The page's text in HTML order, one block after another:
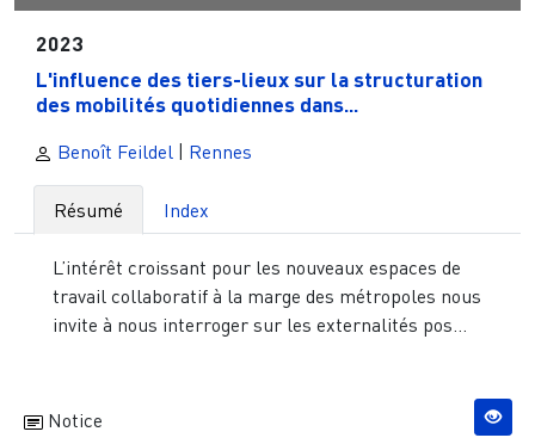
2023
L'influence des tiers-lieux sur la structuration
des mobilités quotidiennes dans...
Benoît Feildel | Rennes
Résumé Index
L’intérêt croissant pour les nouveaux espaces de
travail collaboratif à la marge des métropoles nous
invite à nous interroger sur les externalités pos...
Notice